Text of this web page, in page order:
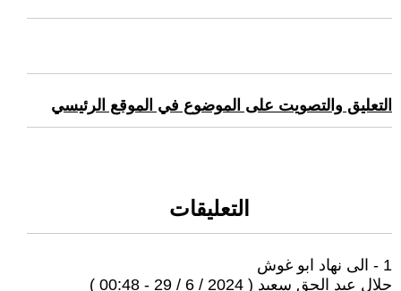
التعليق والتصويت على الموضوع في الموقع الرئيسي
التعليقات
1 - الى نهاد ابو غوش
جلال عبد الحق سعيد ( 2024 / 6 / 29 - 00:48 )